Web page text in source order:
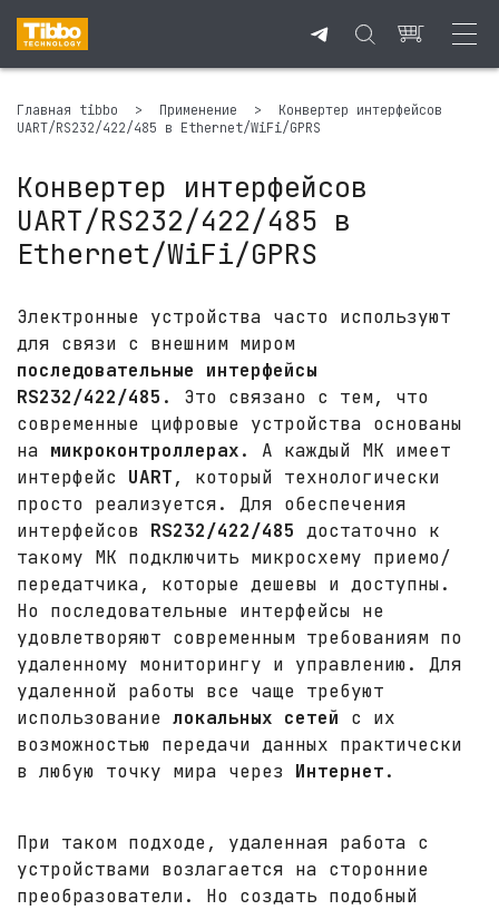
Главная tibbo > Применение >
Конвертер интерфейсов
UART/RS232/422/485 в Ethernet/WiFi/GPRS
Конвертер интерфейсов
UART/RS232/422/485 в
Ethernet/WiFi/GPRS
Электронные устройства часто используют
для связи с внешним миром
последовательные интерфейсы
RS232/422/485 . Это связано с тем, что
современные цифровые устройства основаны
на микроконтроллерах. А каждый МК имеет
интерфейс UART, который технологически
просто реализуется. Для обеспечения
интерфейсов RS232/422/485 достаточно к
такому МК подключить микросхему приемо/
передатчика, которые дешевы и доступны.
Но последовательные интерфейсы не
удовлетворяют современным требованиям по
удаленному мониторингу и управлению. Для
удаленной работы все чаще требуют
использование локальных сетей с их
возможностью передачи данных практически
в любую точку мира через Интернет.
При таком подходе, удаленная работа с
устройствами возлагается на сторонние
преобразователи. Но создать подобный